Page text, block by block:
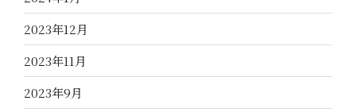
2023年12月
2023年11月
2023年9月